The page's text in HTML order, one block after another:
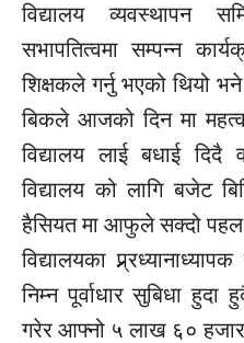
विद्यालय व्यवस्थापन
सभापतित्वमा सम्पन्न
शिक्षकले गर्नु भएको थियो
बिकले आजको दिन मा
विद्यालय लाई बधाई दिदै
विद्यालय को लागि बजेट
हैसियत मा आफुले सक्दो पहल
विद्यालयका
निम्न पूर्वाधार सुबिधा हुदा
गरेर आफ्नो ५ लाख ६० हजार